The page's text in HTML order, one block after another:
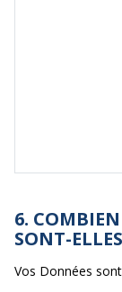
6.
SONT-
Vos Données